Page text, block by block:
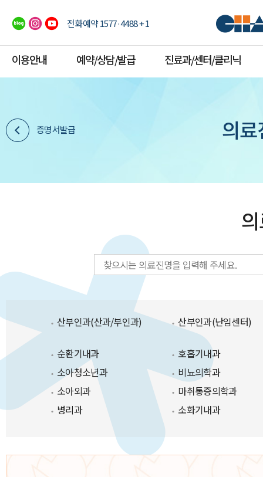
전화예약 1577·4488 + 1
이용안내 예약/상담/발급 진료과/센터/클리닉
증명서발급 의
산부인과(산과/부인과) 산부인과(난임센터)
순환기내과
호흡기내과
소아청소년과
비뇨의학과
소아외과
마취통증의학과
병리과
소화기내과